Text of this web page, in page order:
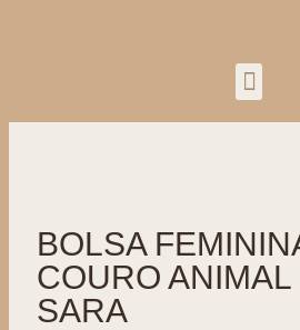
BOLSA
COURO
SARA